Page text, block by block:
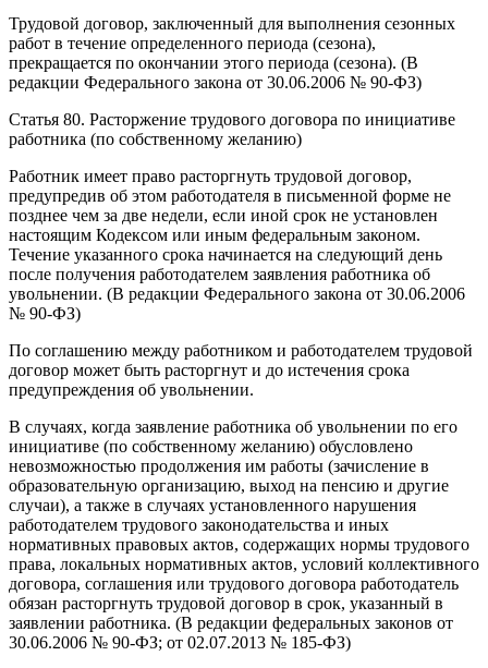
Трудовой договор, заключенный для выполнения сезонных
работ в течение определенного периода (сезона),
прекращается по окончании этого периода (сезона). (В
редакции Федерального закона от 30.06.2006 № 90-ФЗ)
Статья 80. Расторжение трудового договора по инициативе
работника (по собственному желанию)
Работник имеет право расторгнуть трудовой договор,
предупредив об этом работодателя в письменной форме не
позднее чем за две недели, если иной срок не установлен
настоящим Кодексом или иным федеральным законом.
Течение указанного срока начинается на следующий день
после получения работодателем заявления работника об
увольнении. (В редакции Федерального закона от 30.06.2006
№ 90-ФЗ)
По соглашению между работником и работодателем трудовой
договор может быть расторгнут и до истечения срока
предупреждения об увольнении.
В случаях, когда заявление работника об увольнении по его
инициативе (по собственному желанию) обусловлено
невозможностью продолжения им работы (зачисление в
образовательную организацию, выход на пенсию и другие
случаи), а также в случаях установленного нарушения
работодателем трудового законодательства и иных
нормативных правовых актов, содержащих нормы трудового
права, локальных нормативных актов, условий коллективного
договора, соглашения или трудового договора работодатель
обязан расторгнуть трудовой договор в срок, указанный в
заявлении работника. (В редакции федеральных законов от
30.06.2006 № 90-ФЗ; от 02.07.2013 № 185-ФЗ)